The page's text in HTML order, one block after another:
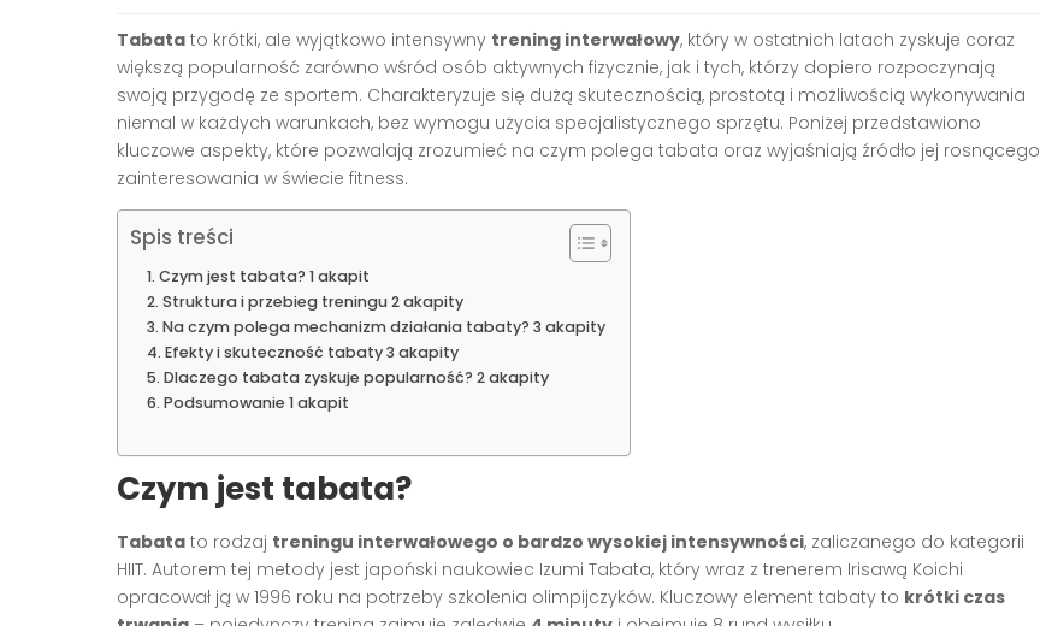
Tabata to krótki, ale wyjątkowo intensywny trening interwałowy, który w ostatnich latach zyskuje coraz
większą popularność zarówno wśród osób aktywnych fizycznie, jak i tych, którzy dopiero rozpoczynają
swoją przygodę ze sportem. Charakteryzuje się dużą skutecznością, prostotą i możliwością wykonywania
niemal w każdych warunkach, bez wymogu użycia specjalistycznego sprzętu. Poniżej przedstawiono
kluczowe aspekty, które pozwalają zrozumieć na czym polega tabata oraz wyjaśniają źródło jej rosnącego
zainteresowania w świecie fitness.
Spis treści
Czym jest tabata? 1 akapit
Struktura i przebieg treningu 2 akapity
Na czym polega mechanizm działania tabaty? 3 akapity
Efekty i skuteczność tabaty 3 akapity
Dlaczego tabata zyskuje popularność? 2 akapity
Podsumowanie 1 akapit
Czym jest tabata?
Tabata to rodzaj treningu interwałowego o bardzo wysokiej intensywności, zaliczanego do kategorii
HIIT. Autorem tej metody jest japoński naukowiec Izumi Tabata, który wraz z trenerem Irisawą Koichi
opracował ją w 1996 roku na potrzeby szkolenia olimpijczyków. Kluczowy element tabaty to krótki czas